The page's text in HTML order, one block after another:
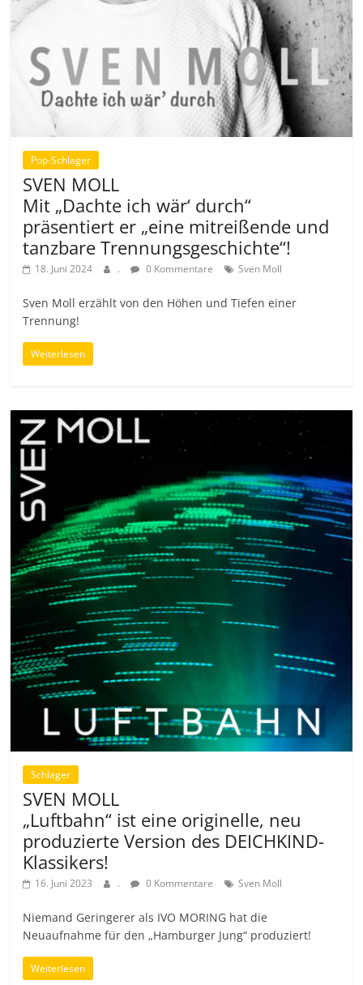
Pop-Schlager
SVEN MOLL
Mit „Dachte ich wär‘ durch“
präsentiert er „eine mitreißende und
tanzbare Trennungsgeschichte“!
18. Juni 2024 . 0 Kommentare Sven Moll
Sven Moll erzählt von den Höhen und Tiefen einer
Trennung!
Weiterlesen
Schlager
SVEN MOLL
„Luftbahn“ ist eine originelle, neu
produzierte Version des DEICHKIND-
Klassikers!
16. Juni 2023 . 0 Kommentare Sven Moll
Niemand Geringerer als IVO MORING hat die
Neuaufnahme für den „Hamburger Jung“ produziert!
Weiterlesen